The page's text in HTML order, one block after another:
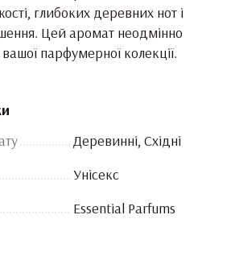
глибоких деревних нот і
Цей аромат неодмінно
парфумерної колекції.
Деревинні, Східні
Унісекс
Essential Parfums